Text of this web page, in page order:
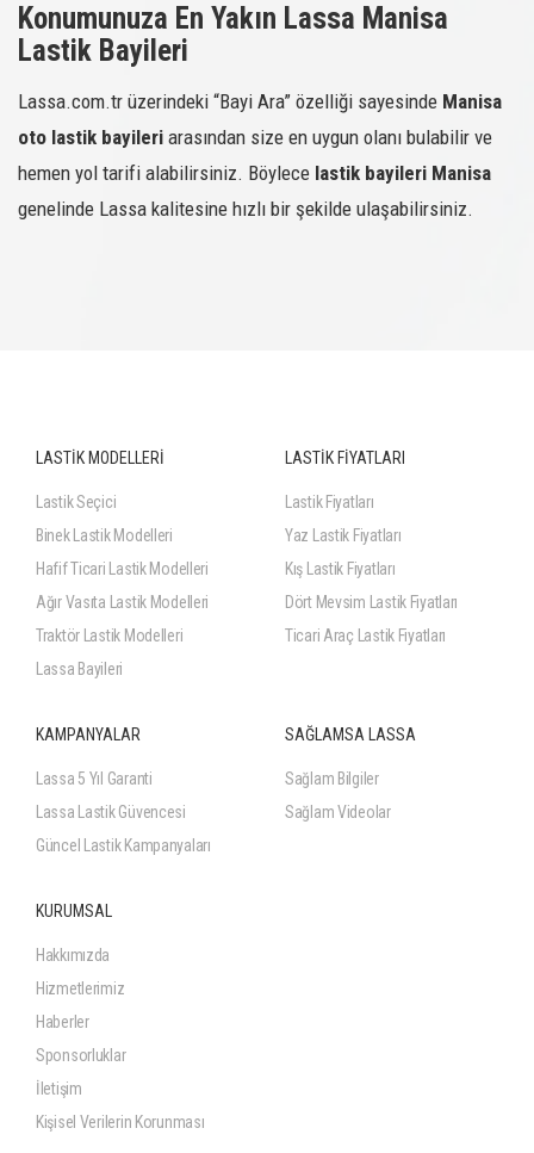
Konumunuza En Yakın Lassa Manisa
Lastik Bayileri
Lassa.com.tr üzerindeki “Bayi Ara” özelliği sayesinde Manisa
oto lastik bayileri arasından size en uygun olanı bulabilir ve
hemen yol tarifi alabilirsiniz. Böylece lastik bayileri Manisa
genelinde Lassa kalitesine hızlı bir şekilde ulaşabilirsiniz.
LASTİK MODELLERİ
Lastik Seçici
Binek Lastik Modelleri
Hafif Ticari Lastik Modelleri
Ağır Vasıta Lastik Modelleri
Traktör Lastik Modelleri
Lassa Bayileri
LASTİK FİYATLARI
Lastik Fiyatları
Yaz Lastik Fiyatları
Kış Lastik Fiyatları
Dört Mevsim Lastik Fiyatları
Ticari Araç Lastik Fiyatları
KAMPANYALAR
Lassa 5 Yıl Garanti
Lassa Lastik Güvencesi
Güncel Lastik Kampanyaları
SAĞLAMSA LASSA
Sağlam Bilgiler
Sağlam Videolar
KURUMSAL
Hakkımızda
Hizmetlerimiz
Haberler
Sponsorluklar
İletişim
Kişisel Verilerin Korunması